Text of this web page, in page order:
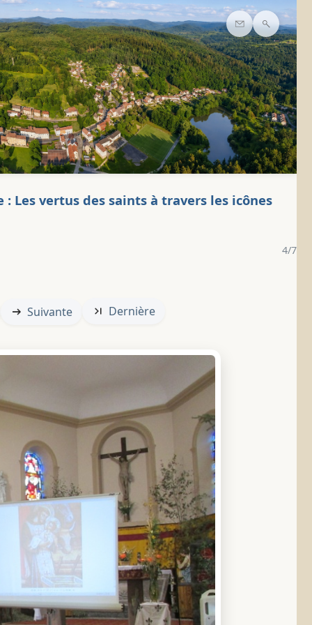
Contact
: Les vertus des saints à travers les icônes
4/7
Suivante Dernière